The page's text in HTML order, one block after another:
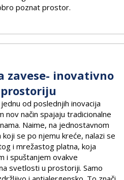
poznat prostor.
zavese- inovativno
od poslednjih inovacija
nov način spajaju tradicionalne
Naime, na jednostavnom
se po njemu kreće, nalazi se
i mrežastog platna, koja
i spuštanjem ovakve
svetlosti u prostoriji. Samo